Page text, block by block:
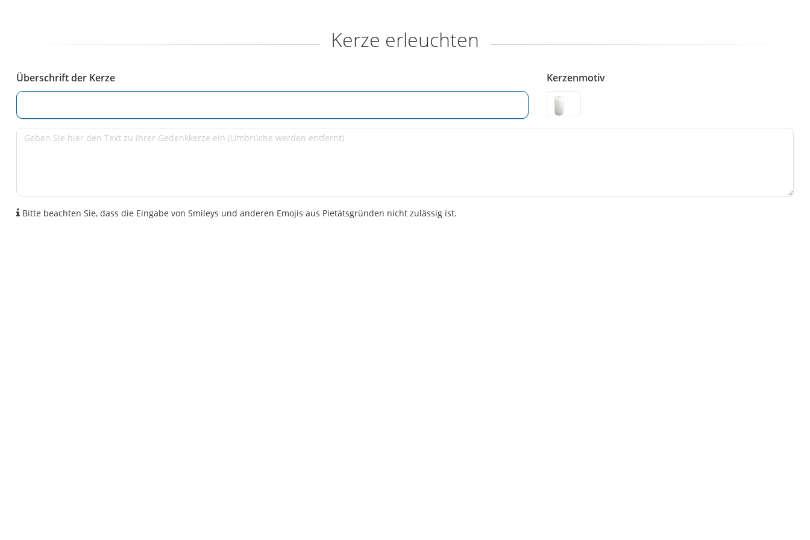
Kerze erleuchten
Überschrift der Kerze Kerzenmotiv
Bitte beachten Sie, dass die Eingabe von Smileys und anderen Emojis aus Pietätsgründen nicht zulässig ist.